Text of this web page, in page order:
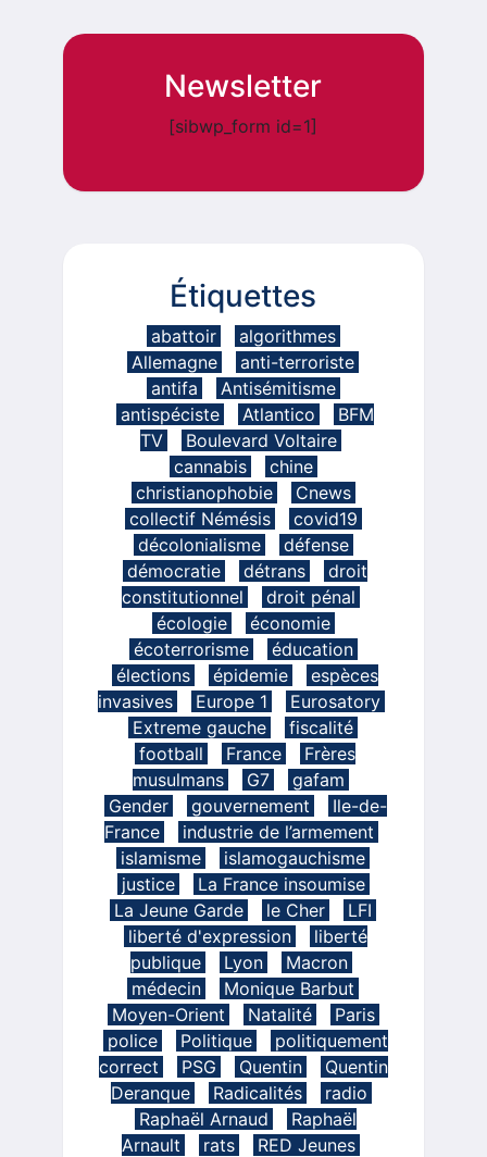
Newsletter
[sibwp_form id=1]
Étiquettes
abattoir
algorithmes
Allemagne
anti-terroriste
antifa
Antisémitisme
antispéciste
Atlantico
BFM
TV
Boulevard Voltaire
cannabis
chine
christianophobie
Cnews
collectif Némésis
covid19
décolonialisme
défense
démocratie
détrans
droit
constitutionnel
droit pénal
écologie
économie
écoterrorisme
éducation
élections
épidemie
espèces
invasives
Europe 1
Eurosatory
Extreme gauche
fiscalité
football
France
Frères
musulmans
G7
gafam
Gender
gouvernement
Ile-de-
France
industrie de l’armement
islamisme
islamogauchisme
justice
La France insoumise
La Jeune Garde
le Cher
LFI
liberté d'expression
liberté
publique
Lyon
Macron
médecin
Monique Barbut
Moyen-Orient
Natalité
Paris
police
Politique
politiquement
correct
PSG Quentin
Quentin
Deranque
Radicalités
radio
Raphaël Arnaud
Raphaël
Arnault
rats
RED Jeunes